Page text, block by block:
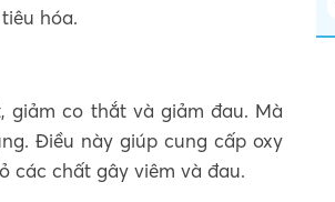
hóa.
giảm co thắt và giảm đau. Mà
Điều này giúp cung cấp oxy
các chất gây viêm và đau.